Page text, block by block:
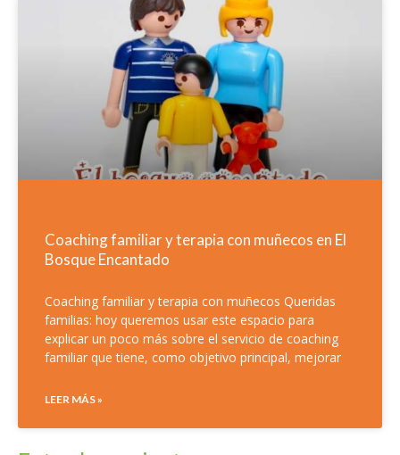
Coaching familiar y terapia con muñecos en El
Bosque Encantado
Coaching familiar y terapia con muñecos Queridas
familias: hoy queremos usar este espacio para
explicar un poco más sobre el servicio de coaching
familiar que tiene, como objetivo principal, mejorar
LEER MÁS »